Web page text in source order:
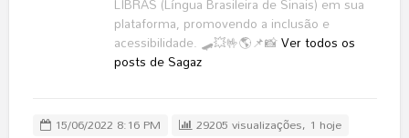
plataforma, promovendo a inclusão e
acessibilidade. 🛹💥🤟🌎📌📸Ver todos os
posts de Sagaz
15/06/2022 8:16 PM
29205 visualizações, 1 hoje